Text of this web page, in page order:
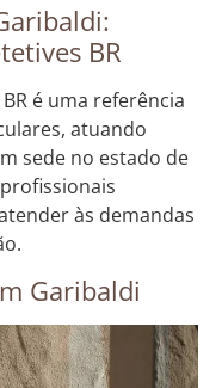
BR
é uma referência
atuando
sede no estado de
às demandas
Garibaldi